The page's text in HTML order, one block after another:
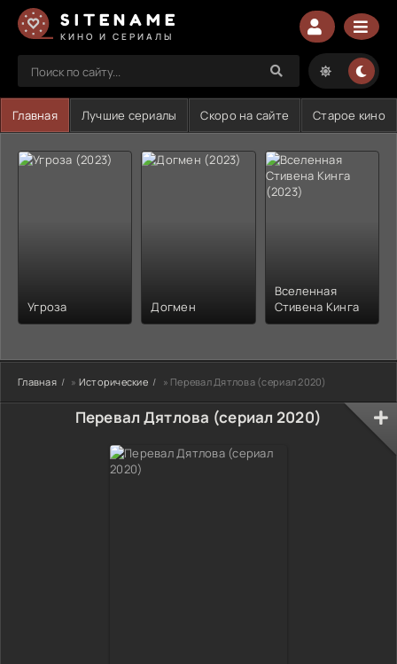
SITENAME
КИНО И СЕРИАЛЫ
Главная Лучшие сериалы Скоро на сайте Старое кино
Угроза Догмен
Вселенная
Стивена Кинга
Главная » Исторические » Перевал Дятлова (сериал 2020)
Перевал Дятлова (сериал 2020)